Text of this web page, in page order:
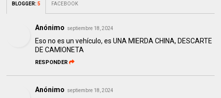
BLOGGER:5 FACEBOOK
Anónimo septiembre 18, 2024
Eso no es un vehículo, es UNA MIERDA CHINA, DESCARTE
DE CAMIONETA
RESPONDER
Anónimo septiembre 18, 2024